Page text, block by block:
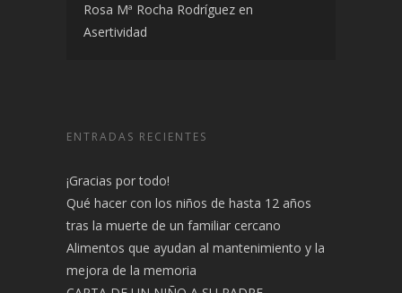
Rosa Mª Rocha Rodríguez en
Asertividad
ENTRADAS RECIENTES
¡Gracias por todo!
Qué hacer con los niños de hasta 12 años
tras la muerte de un familiar cercano
Alimentos que ayudan al mantenimiento y la
mejora de la memoria